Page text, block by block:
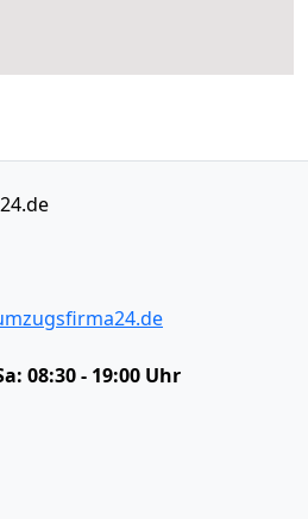
08:30 - 19:00 Uhr